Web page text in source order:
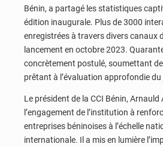
Bénin, a partagé les statistiques
édition inaugurale. Plus de 3000
enregistrées à travers divers canaux
lancement en octobre 2023.
concrètement postulé, soumettant
prêtant à l’évaluation approfondie du
Le président de la CCI Bénin, Arnauld
l’engagement de l’institution à
entreprises béninoises à l’échelle
internationale. Il a mis en lumière